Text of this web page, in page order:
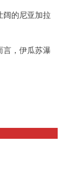
阔的尼亚加拉
言，伊瓜苏瀑